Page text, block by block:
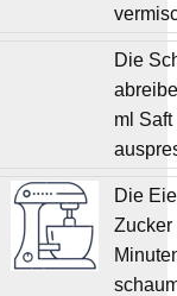
Die
ml Saft
Die
Zucker